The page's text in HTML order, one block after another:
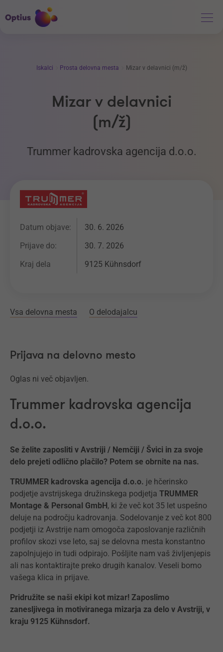
Iskalci Prosta delovna mesta Mizar v delavnici (m/ž)
Mizar v delavnici
(m/ž)
Trummer kadrovska agencija d.o.o.
Datum objave:
30. 6. 2026
Prijave do:
30. 7. 2026
Kraj dela
9125 Kühnsdorf
Vsa delovna mesta O delodajalcu
Prijava na delovno mesto
Oglas ni več objavljen.
Trummer kadrovska agencija
d.o.o.
Se želite zaposliti v Avstriji / Nemčiji / Švici in za svoje
delo prejeti odlično plačilo? Potem se obrnite na nas.
TRUMMER kadrovska agencija d.o.o. je hčerinsko
podjetje avstrijskega družinskega podjetja TRUMMER
Montage & Personal GmbH, ki že več kot 35 let uspešno
deluje na področju kadrovanja. Sodelovanje z več kot 800
podjetji iz Avstrije nam omogoča zaposlovanje različnih
profilov skozi vse leto, saj se delovna mesta konstantno
zapolnjujejo in tudi odpirajo. Pošljite nam vaš življenjepis
ali nas kontaktirajte preko drugih kanalov. Veseli bomo
vašega klica in prijave.
Pridružite se naši ekipi kot mizar! Zaposlimo
zanesljivega in motiviranega mizarja za delo v Avstriji, v
kraju 9125 Kühnsdorf.